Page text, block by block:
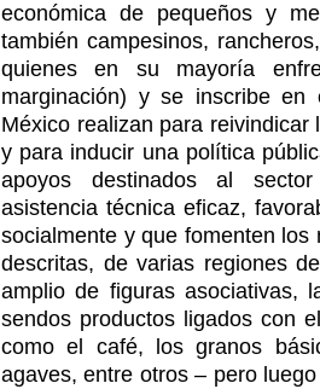
económica de pequeños y
también campesinos,
quienes en su mayoría
marginación) y se inscribe en
México realizan para
y para inducir una política
apoyos destinados al
asistencia técnica eficaz,
socialmente y que fomenten
descritas, de varias regiones
amplio de figuras asociativas,
sendos productos ligados con
como el café, los granos
agaves, entre otros – pero